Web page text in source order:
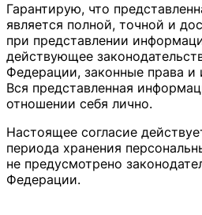
Гарантирую, что
является полной, точной и
при представлении
действующее
Федерации, законные права и
Вся представленная
отношении себя лично.
Настоящее согласие
периода хранения
не предусмотрено
Федерации.